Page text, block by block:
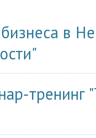
в
тренинг